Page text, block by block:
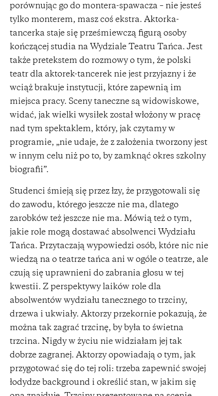
porównując go do montera-spawacza – nie jesteś
tylko monterem, masz coś ekstra. Aktorka-
tancerka staje się prześmiewczą figurą osoby
kończącej studia na Wydziale Teatru Tańca. Jest
także pretekstem do rozmowy o tym, że polski
teatr dla aktorek-tancerek nie jest przyjazny i że
wciąż brakuje instytucji, które zapewnią im
miejsca pracy. Sceny taneczne są widowiskowe,
widać, jak wielki wysiłek został włożony w pracę
nad tym spektaklem, który, jak czytamy w
programie, „nie udaje, że z założenia tworzony jest
w innym celu niż po to, by zamknąć okres szkolny
biografii”.
Studenci śmieją się przez łzy, że przygotowali się
do zawodu, którego jeszcze nie ma, dlatego
zarobków też jeszcze nie ma. Mówią też o tym,
jakie role mogą dostawać absolwenci Wydziału
Tańca. Przytaczają wypowiedzi osób, które nic nie
wiedzą na o teatrze tańca ani w ogóle o teatrze, ale
czują się uprawnieni do zabrania głosu w tej
kwestii. Z perspektywy laików role dla
absolwentów wydziału tanecznego to trzciny,
drzewa i ukwiały. Aktorzy przekornie pokazują, że
można tak zagrać trzcinę, by była to świetna
trzcina. Nigdy w życiu nie widziałam jej tak
dobrze zagranej. Aktorzy opowiadają o tym, jak
przygotować się do tej roli: trzeba zapewnić swojej
łodydze background i określić stan, w jakim się